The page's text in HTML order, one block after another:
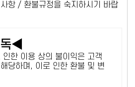
항 / 환불규정을 숙지하시기 바랍
◀
인한 이용 상의 불이익은 고객
당하며, 이로 인한 환불 및 변